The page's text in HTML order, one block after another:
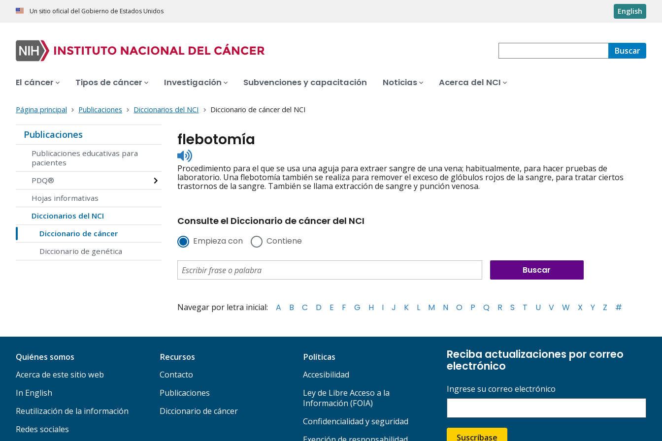
Un sitio oficial del Gobierno de Estados Unidos English
Buscar
El cáncer Tipos de cáncer Investigación Subvenciones y capacitación Noticias Acerca del NCI
Página principal Publicaciones Diccionarios del NCI Diccionario de cáncer del NCI
Publicaciones
Publicaciones educativas para
pacientes
PDQ®
Hojas informativas
Diccionarios del NCI
Diccionario de cáncer
Diccionario de genética
flebotomía
Listen
to
pronunciation
Procedimiento para el que se usa una aguja para extraer sangre de una vena; habitualmente, para hacer pruebas de
laboratorio. Una flebotomía también se realiza para remover el exceso de glóbulos rojos de la sangre, para tratar ciertos
trastornos de la sangre. También se llama extracción de sangre y punción venosa.
Consulte el Diccionario de cáncer del NCI
Empieza con Contiene
Navegar por letra inicial: A B C D E F G H I J K L M N O P Q R S T U V W X Y Z #
Quiénes somos
Acerca de este sitio web
In English
Reutilización de la información
Redes sociales
Recursos
Contacto
Publicaciones
Diccionario de cáncer
Políticas
Accesibilidad
Ley de Libre Acceso a la
Información (FOIA)
Confidencialidad y seguridad
Reciba actualizaciones por correo
electrónico
Ingrese su correo electrónico
Suscríbase